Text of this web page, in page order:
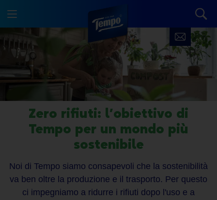
Zero rifiuti: l’obiettivo di
Tempo per un mondo più
sostenibile
Noi di Tempo siamo consapevoli che la sostenibilità
va ben oltre la produzione e il trasporto. Per questo
ci impegniamo a ridurre i rifiuti dopo l'uso e a